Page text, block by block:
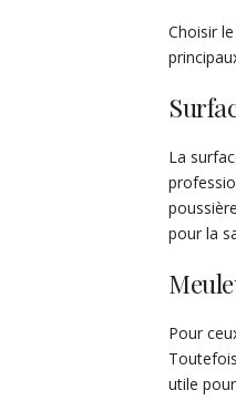
Choisir
La
pour la
Pour
utile